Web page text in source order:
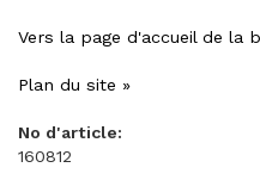
Vers la page d'accueil de la
Plan du site »
No d'article:
160812